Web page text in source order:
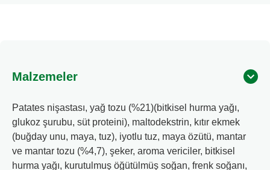
Malzemeler
Patates nişastası, yağ tozu (%21)(bitkisel hurma yağı,
glukoz şurubu, süt proteini), maltodekstrin, kıtır ekmek